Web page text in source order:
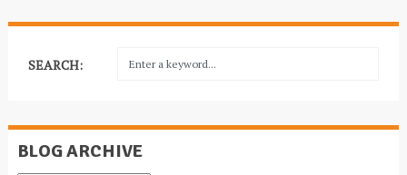
SEARCH:
BLOG ARCHIVE